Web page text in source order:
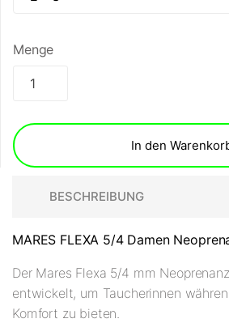
Menge
In den
BESCHREIBUNG
MARES FLEXA 5/4 Damen
Der Mares Flexa 5/4 mm
entwickelt, um Taucherinnen
Komfort zu bieten.